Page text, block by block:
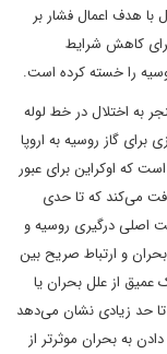
با هدف اعمال فشار بر
برای کاهش شرایط
را خسته کرده است.
به اختلال در خط لوله
برای گاز روسیه به اروپا
که اوکراین برای عبور
می‌کند که تا حدی
اصلی درگیری روسیه و
و ارتباط صریح بین
از علل بحران یا
تا حد زیادی نشان می‌دهد
به بحران موثرتر از